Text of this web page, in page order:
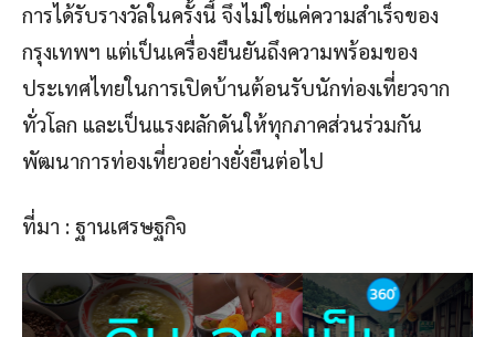
การได้รับรางวัลในครั้งนี้ จึงไม่ใช่แค่ความสำเร็จของ
กรุงเทพฯ แต่เป็นเครื่องยืนยันถึงความพร้อมของ
ประเทศไทยในการเปิดบ้านต้อนรับนักท่องเที่ยวจาก
ทั่วโลก และเป็นแรงผลักดันให้ทุกภาคส่วนร่วมกัน
พัฒนาการท่องเที่ยวอย่างยั่งยืนต่อไป
ที่มา : ฐานเศรษฐกิจ